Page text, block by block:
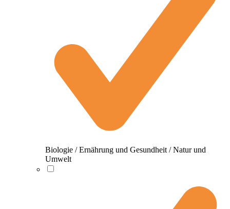
Biologie / Ernährung und Gesundheit / Natur und
Umwelt